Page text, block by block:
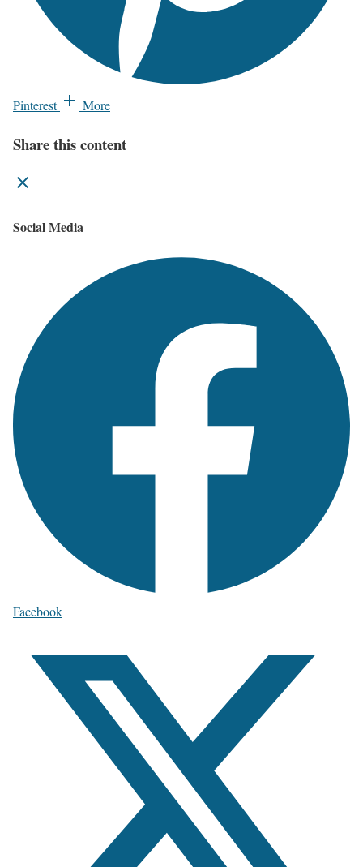
Pinterest More
Share this content
Social Media
Facebook